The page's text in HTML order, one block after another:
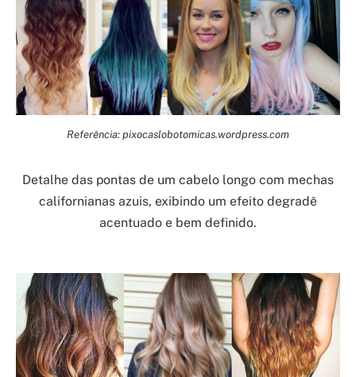
Referência: pixocaslobotomicas.wordpress.com
Detalhe das pontas de um cabelo longo com mechas
californianas azuis, exibindo um efeito degradê
acentuado e bem definido.